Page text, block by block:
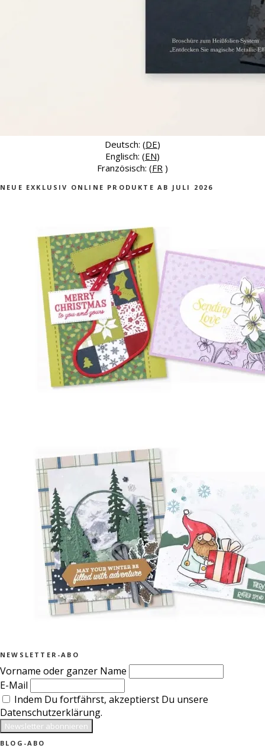
Deutsch: (DE)
Englisch: (EN)
Französisch: (FR )
NEUE EXKLUSIV ONLINE PRODUKTE AB JULI 2026
NEWSLETTER-ABO
Vorname oder ganzer Name
E-Mail
Indem Du fortfährst, akzeptierst Du unsere
Datenschutzerklärung.
BLOG-ABO